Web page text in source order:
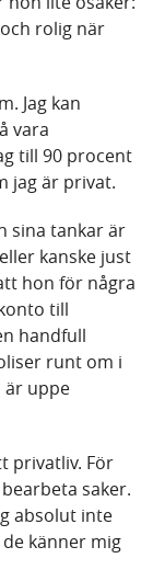
rolig när
Jag kan
vara
till 90 procent
jag är privat.
sina tankar är
kanske just
hon för några
till
handfull
runt om i
är uppe
privatliv. För
saker.
absolut inte
känner mig